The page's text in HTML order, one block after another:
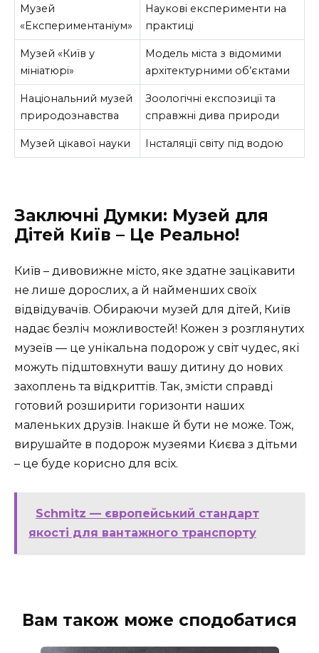
Музей
«Експериментаніум»
Наукові експерименти на
практиці
Музей «Київ у
мініатюрі»
Модель міста з відомими
архітектурними об’єктами
Національний музей
природознавства
Зоологічні експозиції та
справжні дива природи
Музей цікавої науки Інсталяції світу під водою
Заключні Думки: Музей для
Дітей Київ – Це Реально!
Київ – дивовижне місто, яке здатне зацікавити
не лише дорослих, а й найменших своїх
відвідувачів. Обираючи музей для дітей, Київ
надає безліч можливостей! Кожен з розглянутих
музеїв — це унікальна подорож у світ чудес, які
можуть підштовхнути вашу дитину до нових
захоплень та відкриттів. Так, змісти справді
готовий розширити горизонти наших
маленьких друзів. Інакше й бути не може. Тож,
вирушайте в подорож музеями Києва з дітьми
– це буде корисно для всіх.
Schmitz — європейський стандарт
якості для вантажного транспорту
Вам також може сподобатися